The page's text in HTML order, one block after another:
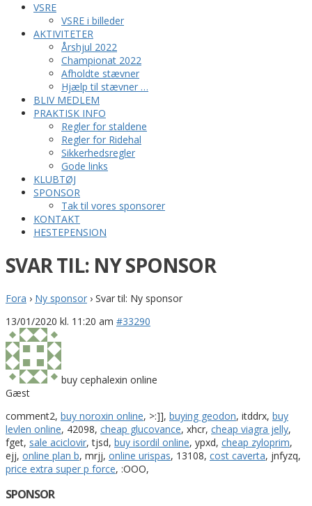
VSRE
VSRE i billeder
AKTIVITETER
Årshjul 2022
Championat 2022
Afholdte stævner
Hjælp til stævner …
BLIV MEDLEM
PRAKTISK INFO
Regler for staldene
Regler for Ridehal
Sikkerhedsregler
Gode links
KLUBTØJ
SPONSOR
Tak til vores sponsorer
KONTAKT
HESTEPENSION
SVAR TIL: NY SPONSOR
Fora › Ny sponsor › Svar til: Ny sponsor
13/01/2020 kl. 11:20 am #33290
buy cephalexin online
Gæst
comment2, buy noroxin online, >:]], buying geodon, itddrx, buy
levlen online, 42098, cheap glucovance, xhcr, cheap viagra jelly,
fget, sale aciclovir, tjsd, buy isordil online, ypxd, cheap zyloprim,
ejj, online plan b, mrjj, online urispas, 13108, cost caverta, jnfyzq,
price extra super p force, :OOO,
SPONSOR